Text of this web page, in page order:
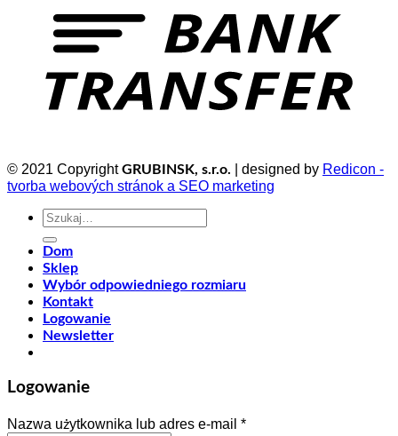
© 2021 CopyrightGRUBINSK, s.r.o. | designed by Redicon -
tvorba webových stránok a SEO marketing
Szukaj:
Dom
Sklep
Wybór odpowiedniego rozmiaru
Kontakt
Logowanie
Newsletter
Logowanie
Nazwa użytkownika lub adres e-mail *